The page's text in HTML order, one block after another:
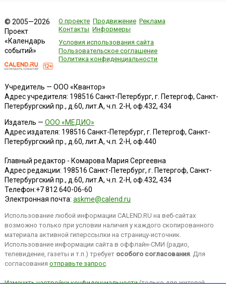
© 2005—2026
Проект
«Календарь
событий»
О проекте Продвижение Реклама
Контакты Информеры
Условия использования сайта
Пользовательское соглашение
Политика конфиденциальности
Учредитель — ООО «Квантор»
Адрес учредителя: 198516 Санкт-Петербург, г. Петергоф, Санкт-
Петербургский пр., д.60, лит.А, ч.п. 2-Н, оф.432, 434
Издатель — ООО «МЕДИО»
Адрес издателя: 198516 Санкт-Петербург, г. Петергоф, Санкт-
Петербургский пр., д.60, лит.А, ч.п. 2-Н, оф.440
Главный редактор - Комарова Мария Сергеевна
Адрес редакции: 198516 Санкт-Петербург, г. Петергоф, Санкт-
Петербургский пр., д.60, лит.А, ч.п. 2-Н, оф.432, 434
Телефон:+7 812 640-06-60
Электронная почта: askme@calend.ru
Использование любой информации CALEND.RU на веб-сайтах
возможно только при условии наличия у каждого скопированного
материала активной гиперссылки на страницу-источник.
Использование информации сайта в оффлайн-СМИ (радио,
телевидение, газеты и т.п.) требует особого согласования. Для
согласования отправьте запрос.